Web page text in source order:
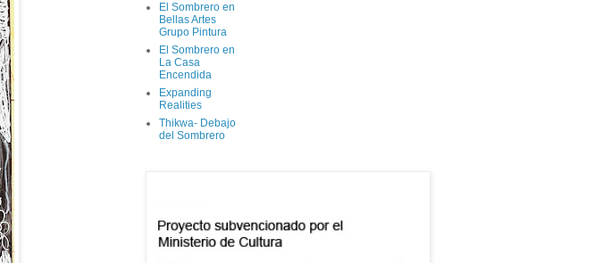
El Sombrero en
Bellas Artes
Grupo Pintura
El Sombrero en
La Casa
Encendida
Expanding
Realities
Thikwa- Debajo
del Sombrero